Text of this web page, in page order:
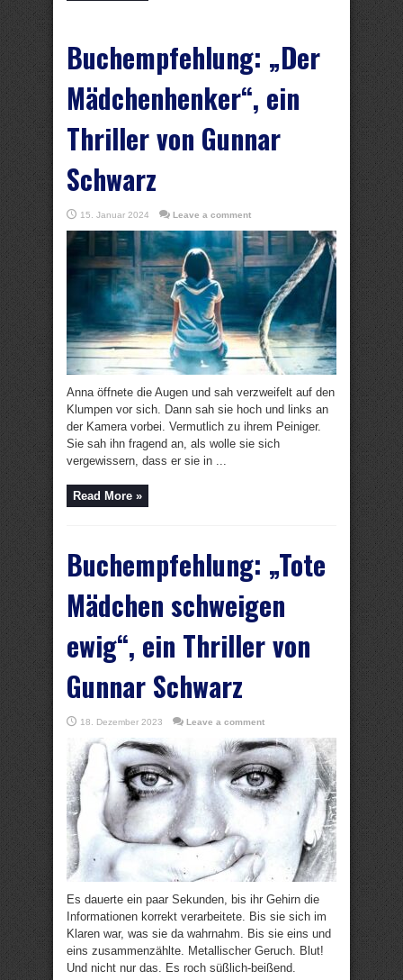
Buchempfehlung: „Der
Mädchenhenker“, ein
Thriller von Gunnar
Schwarz
15. Januar 2024 Leave a comment
Anna öffnete die Augen und sah verzweifelt auf den
Klumpen vor sich. Dann sah sie hoch und links an
der Kamera vorbei. Vermutlich zu ihrem Peiniger.
Sie sah ihn fragend an, als wolle sie sich
vergewissern, dass er sie in ...
Read More »
Buchempfehlung: „Tote
Mädchen schweigen
ewig“, ein Thriller von
Gunnar Schwarz
18. Dezember 2023 Leave a comment
Es dauerte ein paar Sekunden, bis ihr Gehirn die
Informationen korrekt verarbeitete. Bis sie sich im
Klaren war, was sie da wahrnahm. Bis sie eins und
eins zusammenzählte. Metallischer Geruch. Blut!
Und nicht nur das. Es roch süßlich-beißend.